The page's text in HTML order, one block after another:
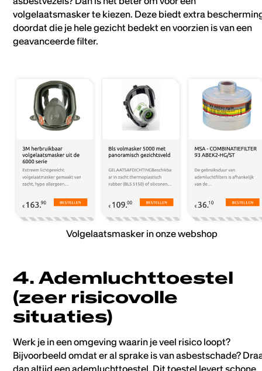
volgelaatsmasker te kiezen. Deze biedt extra
doordat die je hele gezicht bedekt en voorzien is van een
geavanceerde filter.
Volgelaatsmasker in onze webshop
4. Ademluchttoestel
(zeer risicovolle
situaties)
Werk je in een omgeving waarin je veel risico loopt?
Bijvoorbeeld omdat er al sprake is van asbestschade?
dan altijd een ademluchttoestel. Dit toestel levert schone